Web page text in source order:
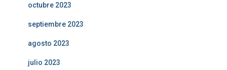
octubre 2023
septiembre 2023
agosto 2023
julio 2023